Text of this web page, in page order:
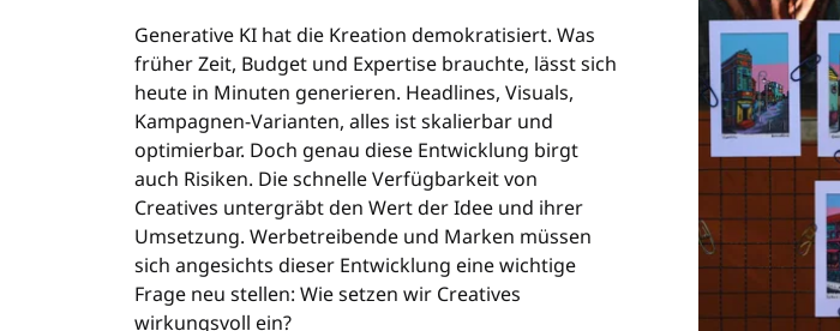
Generative KI hat die Kreation demokratisiert. Was
früher Zeit, Budget und Expertise brauchte, lässt sich
heute in Minuten generieren. Headlines, Visuals,
Kampagnen-Varianten, alles ist skalierbar und
optimierbar. Doch genau diese Entwicklung birgt
auch Risiken. Die schnelle Verfügbarkeit von
Creatives untergräbt den Wert der Idee und ihrer
Umsetzung. Werbetreibende und Marken müssen
sich angesichts dieser Entwicklung eine wichtige
Frage neu stellen: Wie setzen wir Creatives
wirkungsvoll ein?